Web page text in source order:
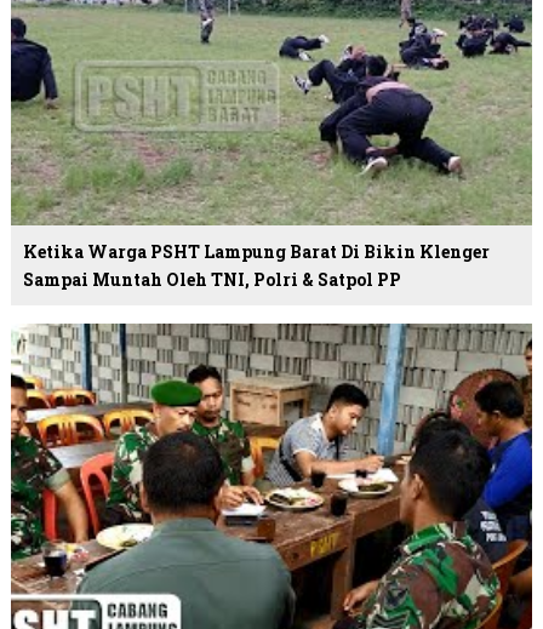
Ketika Warga PSHT Lampung Barat Di Bikin Klenger
Sampai Muntah Oleh TNI, Polri & Satpol PP